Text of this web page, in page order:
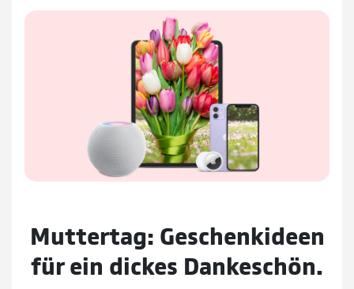
Muttertag: Geschenkideen
für ein dickes Dankeschön.